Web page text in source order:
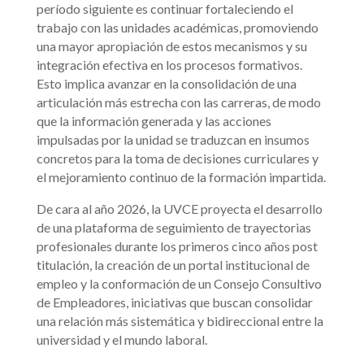
período siguiente es continuar fortaleciendo el
trabajo con las unidades académicas, promoviendo
una mayor apropiación de estos mecanismos y su
integración efectiva en los procesos formativos.
Esto implica avanzar en la consolidación de una
articulación más estrecha con las carreras, de modo
que la información generada y las acciones
impulsadas por la unidad se traduzcan en insumos
concretos para la toma de decisiones curriculares y
el mejoramiento continuo de la formación impartida.
De cara al año 2026, la UVCE proyecta el desarrollo
de una plataforma de seguimiento de trayectorias
profesionales durante los primeros cinco años post
titulación, la creación de un portal institucional de
empleo y la conformación de un Consejo Consultivo
de Empleadores, iniciativas que buscan consolidar
una relación más sistemática y bidireccional entre la
universidad y el mundo laboral.